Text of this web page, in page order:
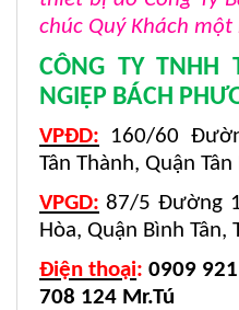
chúc Quý Khách
CÔNG TY TNHH
NGIỆP BÁCH
VPĐD:
160/60
Tân Thành, Quận Tân
VPGD: 87/5 Đường
Hòa, Quận Bình Tân,
Điện thoại:0909
708 124 Mr.Tú